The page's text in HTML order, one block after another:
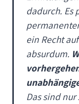
dadurch. Es
ein Recht
absurdum.
Das sind